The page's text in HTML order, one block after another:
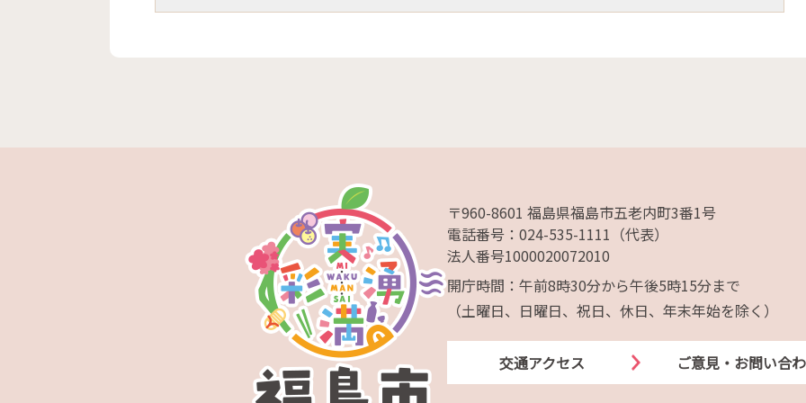
〒960-8601 福島県福島市五老内町3番1号
電話番号：024-535-1111（代表）
法人番号1000020072010
開庁時間：午前8時30分から午後5時15分まで
（土曜日、日曜日、祝日、休日、年末年始を除く）
交通アクセス ご意見・お問い合